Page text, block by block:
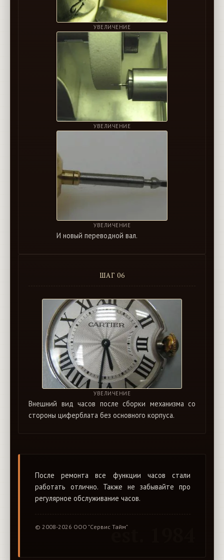
УВЕЛИЧЕНИЕ
УВЕЛИЧЕНИЕ
УВЕЛИЧЕНИЕ
И новый переводной вал.
ШАГ 06
УВЕЛИЧЕНИЕ
Внешний вид часов после сборки механизма со
стороны циферблата без основного корпуса.
est. 1984
После ремонта все функции часов стали
работать отлично. Также не забывайте про
регулярное обслуживание часов.
© 2008-2026 ООО "Сервис Тайм"